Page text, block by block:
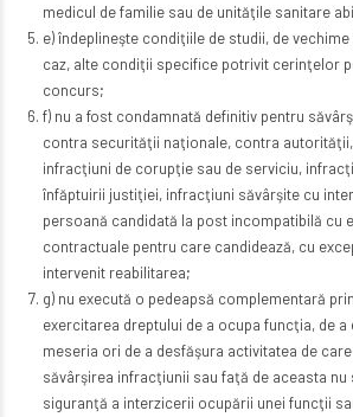
medicul de familie sau de unităţile sanitare
e) îndeplineşte condiţiile de studii, de
caz, alte condiţii specifice potrivit cerinţelor
concurs;
f) nu a fost condamnată definitiv pentru
contra securităţii naţionale, contra
infracţiuni de corupţie sau de serviciu,
înfăptuirii justiţiei, infracţiuni săvârşite cu
persoană candidată la post incompatibilă cu
contractuale pentru care candidează, cu
intervenit reabilitarea;
g) nu execută o pedeapsă complementară
exercitarea dreptului de a ocupa funcţia, de
meseria ori de a desfăşura activitatea de
săvârşirea infracţiunii sau faţă de aceasta nu
siguranţă a interzicerii ocupării unei funcţii